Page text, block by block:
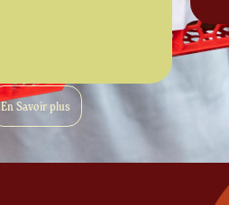
En Savoir plus